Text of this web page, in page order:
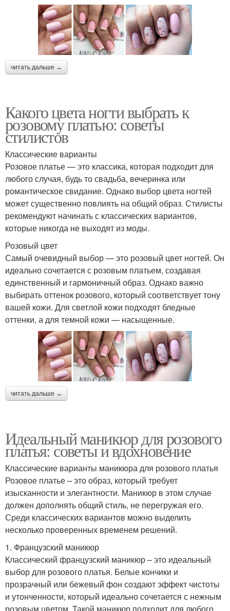
читать дальше →
Какого цвета ногти выбрать к
розовому платью: советы
стилистов
Классические варианты
Розовое платье — это классика, которая подходит для
любого случая, будь то свадьба, вечеринка или
романтическое свидание. Однако выбор цвета ногтей
может существенно повлиять на общий образ. Стилисты
рекомендуют начинать с классических вариантов,
которые никогда не выходят из моды.
Розовый цвет
Самый очевидный выбор — это розовый цвет ногтей. Он
идеально сочетается с розовым платьем, создавая
единственный и гармоничный образ. Однако важно
выбирать оттенок розового, который соответствует тону
вашей кожи. Для светлой кожи подходят бледные
оттенки, а для темной кожи — насыщенные.
читать дальше →
Идеальный маникюр для розового
платья: советы и вдохновение
Классические варианты маникюра для розового платья
Розовое платье – это образ, который требует
изысканности и элегантности. Маникюр в этом случае
должен дополнять общий стиль, не перегружая его.
Среди классических вариантов можно выделить
несколько проверенных временем решений.
1. Французский маникюр
Классический французский маникюр – это идеальный
выбор для розового платья. Белые кончики и
прозрачный или бежевый фон создают эффект чистоты
и утонченности, который идеально сочетается с нежным
розовым цветом. Такой маникюр подходит для любого